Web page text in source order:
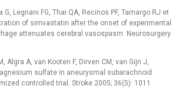
G, Legnani FG, Thai QA, Recinos PF, Tamargo RJ et
of simvastatin after the onset of experimental
attenuates cerebral vasospasm. Neurosurgery
Algra A, van Kooten F, Dirven CM, van Gijn J,
sulfate in aneurysmal subarachnoid
controlled trial. Stroke 2005; 36(5): 1011